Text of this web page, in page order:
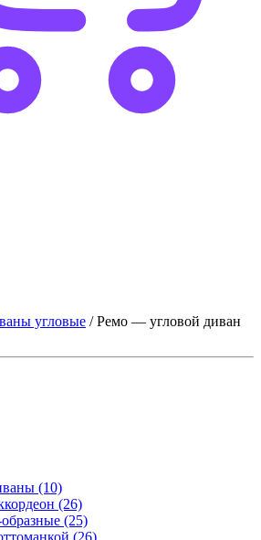
угловые / Ремо — угловой диван
(10)
(26)
(25)
(26)